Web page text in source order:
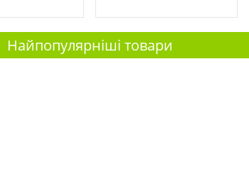
Найпопулярніші товари